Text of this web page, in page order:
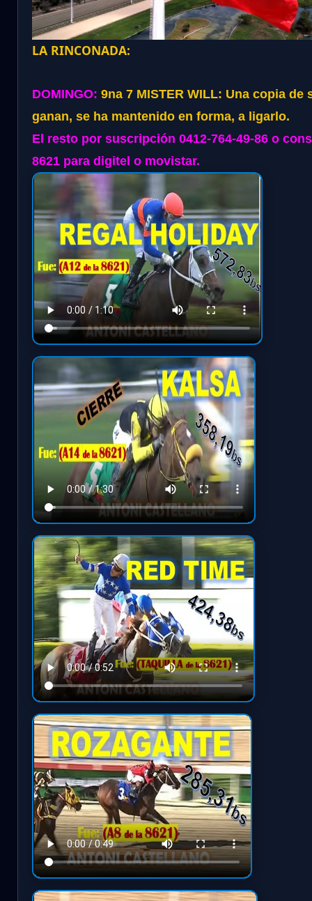
LA RINCONADA:
DOMINGO: 9na 7 MISTER WILL: Una copia de
ganan, se ha mantenido en forma, a ligarlo.
El resto por suscripción 0412-764-49-86 o
8621 para digitel o movistar.